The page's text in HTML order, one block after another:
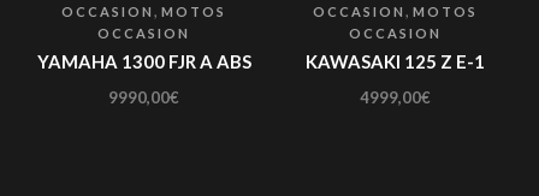
OCCASION , MOTOS
OCCASION
YAMAHA 1300 FJR A ABS
9990,00€
OCCASION , MOTOS
OCCASION
KAWASAKI 125 Z E-1
4999,00€